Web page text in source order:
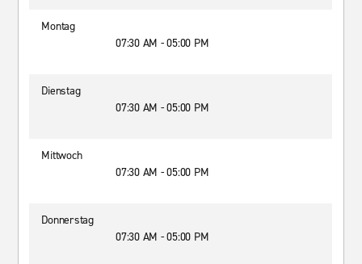
Montag
07:30 AM - 05:00 PM
Dienstag
07:30 AM - 05:00 PM
Mittwoch
07:30 AM - 05:00 PM
Donnerstag
07:30 AM - 05:00 PM